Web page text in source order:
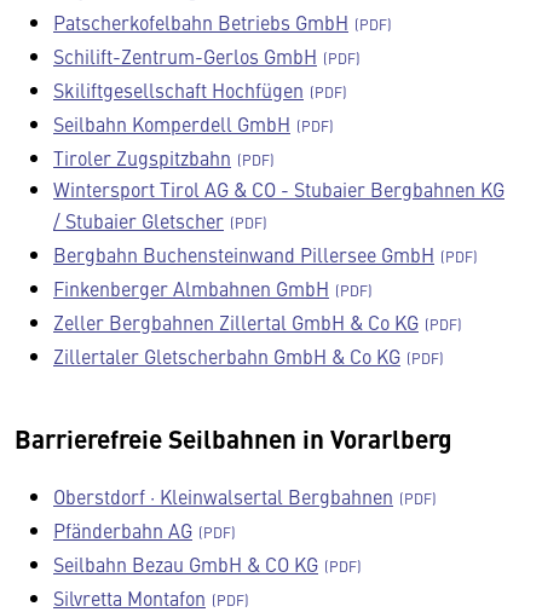
Patscherkofelbahn Betriebs GmbH
Schilift-Zentrum-Gerlos GmbH
Skiliftgesellschaft Hochfügen
Seilbahn Komperdell GmbH
Tiroler Zugspitzbahn
Wintersport Tirol AG & CO - Stubaier Bergbahnen KG
/ Stubaier Gletscher
Bergbahn Buchensteinwand Pillersee GmbH
Finkenberger Almbahnen GmbH
Zeller Bergbahnen Zillertal GmbH & Co KG
Zillertaler Gletscherbahn GmbH & Co KG
Barrierefreie Seilbahnen in Vorarlberg
Oberstdorf · Kleinwalsertal Bergbahnen
Pfänderbahn AG
Seilbahn Bezau GmbH & CO KG
Silvretta Montafon